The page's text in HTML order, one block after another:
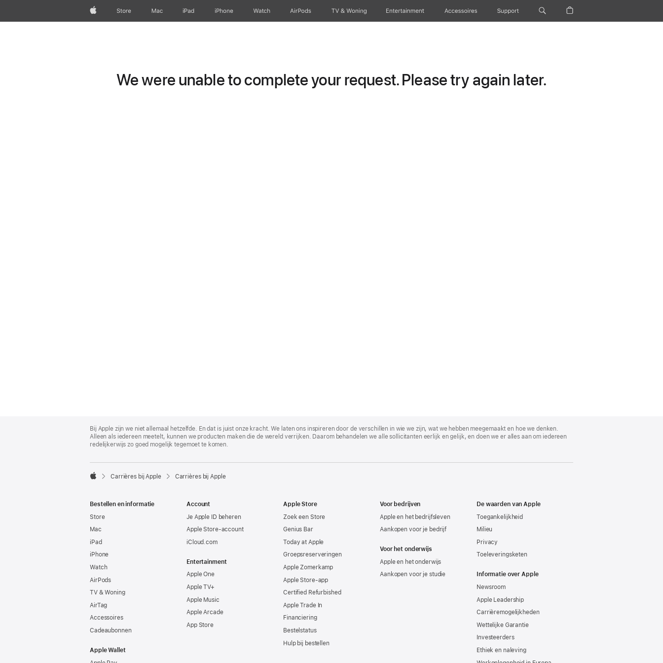
AppleStore Mac iPad iPhone Watch AirPods TV & Woning Entertainment Accessoires Support
We were unable to complete your request. Please try again later.
Footer
Bij Apple zijn we niet allemaal hetzelfde. En dat is juist onze kracht. We laten ons inspireren door de verschillen in wie we zijn, wat we hebben meegemaakt en hoe we denken.
Alleen als iedereen meetelt, kunnen we producten maken die de wereld verrijken. Daarom behandelen we alle sollicitanten eerlijk en gelijk, en doen we er alles aan om iedereen
redelijkerwijs zo goed mogelijk tegemoet te komen.

Carrières bij Apple Carrières bij Apple
Bestellen en informatie
Store
Mac
iPad
iPhone
Watch
AirPods
TV & Woning
AirTag
Accessoires
Cadeaubonnen
Apple Wallet
Account
Je Apple ID beheren
Apple Store-account
iCloud.com
Entertainment
Apple One
Apple TV+
Apple Music
Apple Arcade
App Store
Apple Store
Zoek een Store
Genius Bar
Today at Apple
Groepsreserveringen
Apple Zomerkamp
Apple Store-app
Certified Refurbished
Apple Trade In
Financiering
Bestelstatus
Hulp bij bestellen
Voor bedrijven
Apple en het bedrijfsleven
Aankopen voor je bedrijf
Voor het onderwijs
Apple en het onderwijs
Aankopen voor je studie
De waarden van Apple
Toegankelijkheid
Milieu
Privacy
Toeleveringsketen
Informatie over Apple
Newsroom
Apple Leadership
Carrièremogelijkheden
Wettelijke Garantie
Investeerders
Ethiek en naleving